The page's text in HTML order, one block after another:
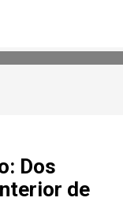
Dos
de